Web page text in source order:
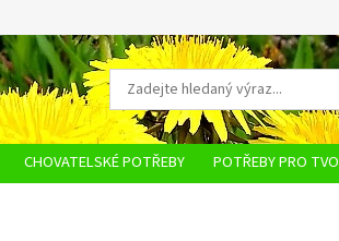
CHOVATELSKÉ POTŘEBY POTŘEBY PRO